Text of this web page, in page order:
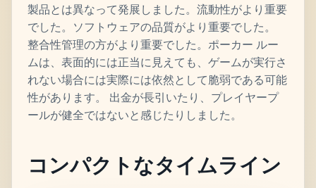
製品とは異なって発展しました。流動性がより重要
でした。ソフトウェアの品質がより重要でした。
整合性管理の方がより重要でした。ポーカー ルー
ムは、表面的には正当に見えても、ゲームが実行さ
れない場合には実際には依然として脆弱である可能
性があります。 出金が長引いたり、プレイヤープ
ールが健全ではないと感じたりしました。
コンパクトなタイムライン